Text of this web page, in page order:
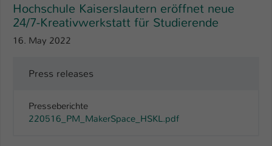
Hochschule Kaiserslautern eröffnet neue
24/7-Kreativwerkstatt für Studierende
16. May 2022
Press releases
Presseberichte
220516_PM_MakerSpace_HSKL.pdf
Zweck
Dieses Cookie ist ein Standard-Session-
Cookie von TYPO3. Es speichert im Fall
Zugang zu geschützten Bereichen
be_typo_user